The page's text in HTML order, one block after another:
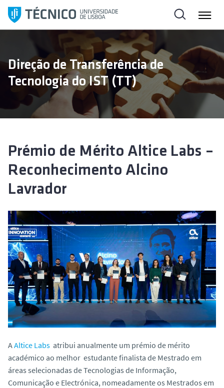
l
a
Direção de Transferência de
Tecnologia do IST (TT)
Prémio de Mérito Altice Labs –
Reconhecimento Alcino
Lavrador
AAltice Labs atribui anualmente um prémio de mérito
académico ao melhor estudante finalista de Mestrado em
áreas selecionadas de Tecnologias de Informação,
Comunicação e Electrónica, nomeadamente os Mestrados em